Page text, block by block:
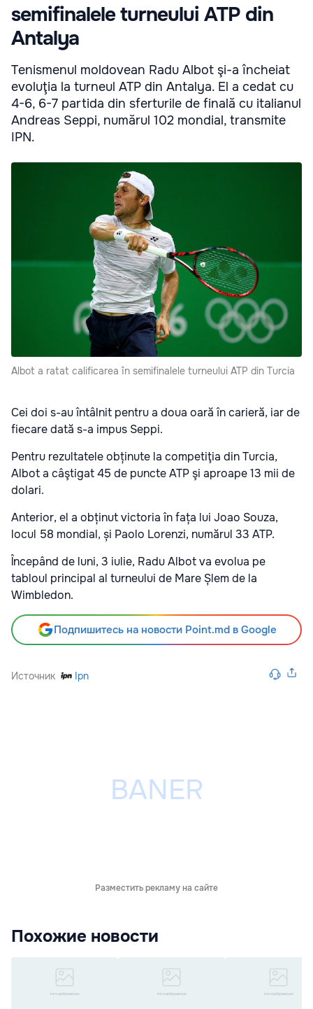
semifinalele turneului ATP din
Antalya
Tenismenul moldovean Radu Albot şi-a încheiat
evoluţia la turneul ATP din Antalya. El a cedat cu
4-6, 6-7 partida din sferturile de finală cu italianul
Andreas Seppi, numărul 102 mondial, transmite
IPN.
Albot a ratat calificarea în semifinalele turneului ATP din Turcia
Cei doi s-au întâlnit pentru a doua oară în carieră, iar de
fiecare dată s-a impus Seppi.
Pentru rezultatele obținute la competiţia din Turcia,
Albot a câştigat 45 de puncte ATP şi aproape 13 mii de
dolari.
Anterior, el a obținut victoria în fața lui Joao Souza,
locul 58 mondial, și Paolo Lorenzi, numărul 33 ATP.
Începând de luni, 3 iulie, Radu Albot va evolua pe
tabloul principal al turneului de Mare Șlem de la
Wimbledon.
Подпишитесь на новости Point.md в Google
Источник Ipn
Разместить рекламу на сайте
Похожие новости